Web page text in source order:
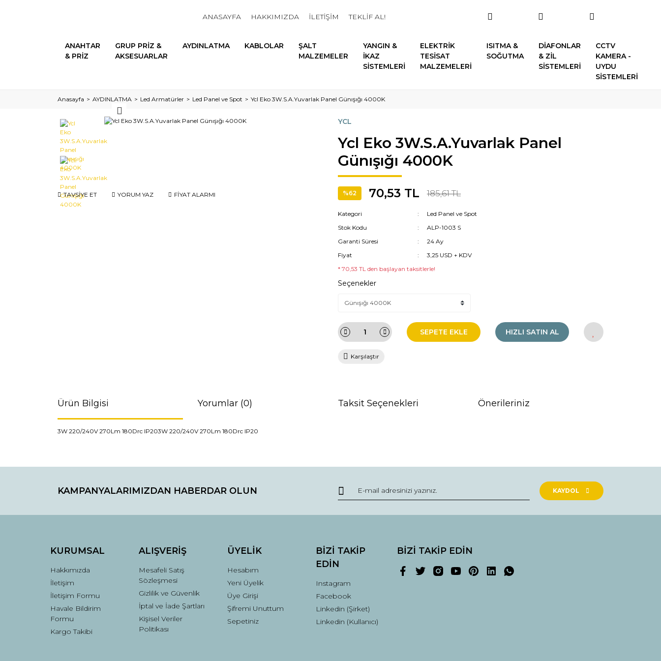
ANASAYFA HAKKIMIZDA İLETİŞİM TEKLİF AL!
ANAHTAR
& PRİZ
GRUP PRİZ &
AKSESUARLAR
AYDINLATMA KABLOLAR
ŞALT
MALZEMELER
YANGIN &
İKAZ
SİSTEMLERİ
ELEKTRİK
TESİSAT
MALZEMELERİ
ISITMA &
SOĞUTMA
DİAFONLAR
& ZİL
SİSTEMLERİ
CCTV
KAMERA -
UYDU
SİSTEMLERİ
Anasayfa AYDINLATMA Led Armatürler Led Panel ve Spot Ycl Eko 3W.S.A.Yuvarlak Panel Günışığı 4000K
TAVSİYE ET YORUM YAZ FİYAT ALARMI
YCL
Ycl Eko 3W.S.A.Yuvarlak Panel
Günışığı 4000K
%62 70,53 TL 185,61 TL
Kategori
Led Panel ve Spot
Stok Kodu
ALP-1003 S
Garanti Süresi
24 Ay
Fiyat
3,25 USD + KDV
* 70,53 TL den başlayan taksitlerle!
Seçenekler
SEPETE EKLE HIZLI SATIN AL
Karşılaştır
Ürün Bilgisi Yorumlar (0) Taksit Seçenekleri Önerileriniz
3W 220/240V 270Lm 180Drc IP203W 220/240V 270Lm 180Drc IP20
Yorum Yaz
Görüş ve önerileriniz için teşekkür ederiz.
Ürün resmi kalitesiz, bozuk veya görüntülenemiyor.
Bu ürüne benzer farklı alternatifler olmalı.
Gönder
KAMPANYALARIMIZDAN HABERDAR OLUN KAYDOL
KURUMSAL
Hakkımızda
İletişim
İletişim Formu
Havale Bildirim
Formu
Kargo Takibi
ALIŞVERİŞ
Mesafeli Satış
Sözleşmesi
Gizlilik ve Güvenlik
İptal ve İade Şartları
Kişisel Veriler
Politikası
ÜYELİK
Hesabım
Yeni Üyelik
Üye Girişi
Şifremi Unuttum
Sepetiniz
BİZİ TAKİP
EDİN
Instagram
Facebook
Linkedin (Şirket)
Linkedin (Kullanıcı)
BİZİ TAKİP EDİN